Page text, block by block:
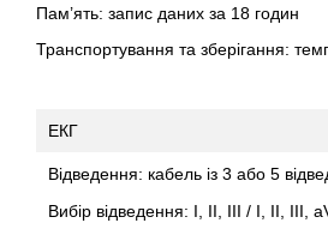
Пам’ять: запис даних за 18 годин
Транспортування та зберігання:
ЕКГ
Відведення: кабель із 3 або 5
Вибір відведення: I, II, III / I, II, III,